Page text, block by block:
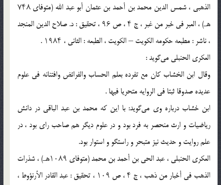
الذهبی ، شمس الدین محمد بن أحمد بن عثمان أبو عبد الله (متوفای ۷۴۸
هـ) ، العبر فی خبر من غبر ، ج ۴ ، ص ۹۶ ، تحقیق : د. صلاح الدین المنجد
، ناشر : مطبعه حکومه الکویت – الکویت ، الطبعه : الثانی ، ۱۹۸۴ .
العکری الحنبلی می‌‌گوید :
وقال ابن الخشاب کان مع تفرده بعلم الحساب والفرائض وافتنانه فی علوم
عدیده صدوقا ثبتا فی الروایه متحریا فیها .
ابن خشاب درباره وی می‌گوید: با این که محمد بن عبد الباقی در دانش
ریاضیات و ارث منحصر به فرد بود و در علوم دیگر هم صاحب رای بود ، در
علم روایت و حدیث نیز متبحر و راستگو و استوار بود.
العکری الحنبلی ، عبد الحی بن أحمد بن محمد (متوفای ۱۰۸۹هـ) ، شذرات
الذهب فی أخبار من ذهب ، ج ۴ ، ص ۱۰۹ ، تحقیق : عبد القادر الأرنؤوط ،